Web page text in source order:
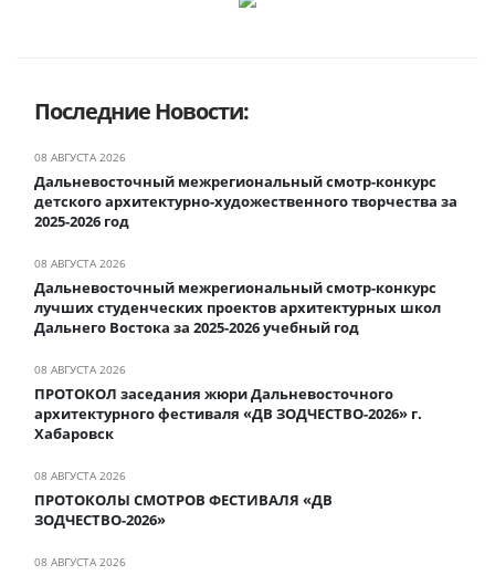
Последние Новости:
08 АВГУСТА 2026
Дальневосточный межрегиональный смотр-конкурс
детского архитектурно-художественного творчества за
2025-2026 год
08 АВГУСТА 2026
Дальневосточный межрегиональный смотр-конкурс
лучших студенческих проектов архитектурных школ
Дальнего Востока за 2025-2026 учебный год
08 АВГУСТА 2026
ПРОТОКОЛ заседания жюри Дальневосточного
архитектурного фестиваля «ДВ ЗОДЧЕСТВО-2026» г.
Хабаровск
08 АВГУСТА 2026
ПРОТОКОЛЫ СМОТРОВ ФЕСТИВАЛЯ «ДВ
ЗОДЧЕСТВО-2026»
08 АВГУСТА 2026